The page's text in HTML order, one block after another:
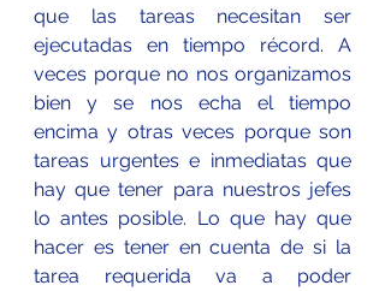
que las tareas necesitan ser
ejecutadas en tiempo récord. A
veces porque no nos organizamos
bien y se nos echa el tiempo
encima y otras veces porque son
tareas urgentes e inmediatas que
hay que tener para nuestros jefes
lo antes posible. Lo que hay que
hacer es tener en cuenta de si la
tarea requerida va a poder